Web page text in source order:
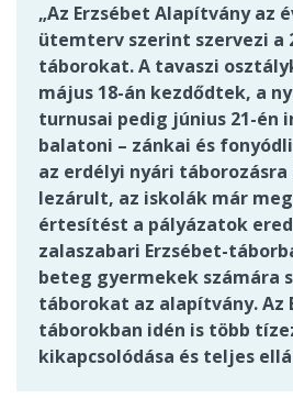
„Az Erzsébet Alapítvány az
ütemterv szerint szervezi a
táborokat. A tavaszi
május 18-án kezdődtek, a
turnusai pedig június 21-én
balatoni – zánkai és
az erdélyi nyári
lezárult, az iskolák már
értesítést a pályázatok
zalaszabari Erzsébet-
beteg gyermekek számára
táborokat az alapítvány. Az
táborokban idén is több
kikapcsolódása és teljes